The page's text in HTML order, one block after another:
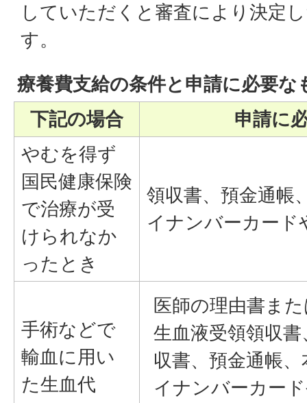
していただくと審査により決定
す。
療養費支給の条件と申請に必要な
下記の場合
申請に
やむを得ず
国民健康保険
で治療が受
けられなか
ったとき
領収書、預金通帳
イナンバーカード
手術などで
輸血に用い
た生血代
医師の理由書ま
生血液受領領収
収書、預金通帳
イナンバーカー